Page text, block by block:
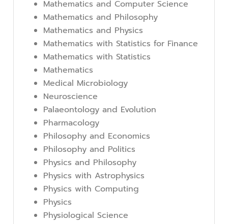
Mathematics and Computer Science
Mathematics and Philosophy
Mathematics and Physics
Mathematics with Statistics for Finance
Mathematics with Statistics
Mathematics
Medical Microbiology
Neuroscience
Palaeontology and Evolution
Pharmacology
Philosophy and Economics
Philosophy and Politics
Physics and Philosophy
Physics with Astrophysics
Physics with Computing
Physics
Physiological Science